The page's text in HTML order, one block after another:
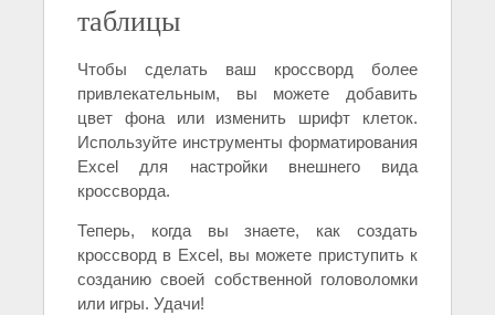
таблицы
Чтобы сделать ваш кроссворд более
привлекательным, вы можете добавить
цвет фона или изменить шрифт клеток.
Используйте инструменты форматирования
Excel для настройки внешнего вида
кроссворда.
Теперь, когда вы знаете, как создать
кроссворд в Excel, вы можете приступить к
созданию своей собственной головоломки
или игры. Удачи!